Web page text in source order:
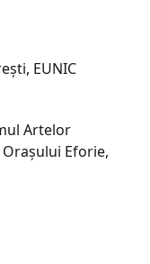
EUNIC
Artelor
Eforie,